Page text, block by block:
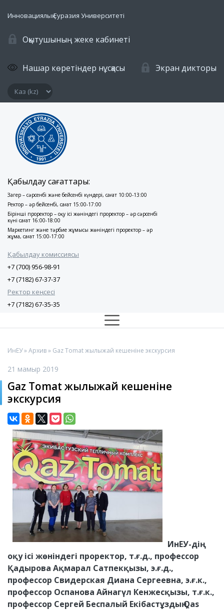
Инновациялық Еуразия Университеті
Оқытушының жеке кабинеті
Нашар көретіндер нұсқасы Экран дикторы
Қабылдау сағаттары:
Заңгер – сәрсенбі және бейсенбі күндері, сағат 10:00-13:00
Ректор – әр бейсенбі, сағат 15:00-17:00
Бірінші проректор – оқу ісі жөніндегі проректор – әр сәрсенбі
күні сағат 16:00-18:00
Маркетинг және тәрбие жұмысы жөніндегі проректор – әр
жұма, сағат 15:00-17:00
Қабылдау комиссиясы
+7 (700) 956-98-91
+7 (7182) 67-37-37
Ректор кеңсесі
+7 (7182) 67-35-35
ИнЕУ»Архив» Gaz Tomat жылыжай кешеніне экскурсия
21 мамыр 2019
Gaz Tomat жылыжай кешеніне
экскурсия
ИнЕУ-дің
оқу ісі жөніндегі проректор, т.ғ.д., профессор
Қадырова Ақмарал Сатпекқызы, э.ғ.д.,
профессор Свидерская Диана Сергеевна, э.ғ.к.,
профессор Оспанова Айнагүл Кенжесқызы, т.ғ.к.,
профессор Сергей Беспалый Екібастұздың Qas